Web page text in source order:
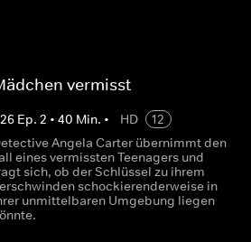
vermisst
26 Ep.2 •40 Min. • HD
12
Angela Carter übernimmt den
eines vermissten Teenagers und
sich, ob der Schlüssel zu ihrem
schockierenderweise in
unmittelbaren Umgebung liegen